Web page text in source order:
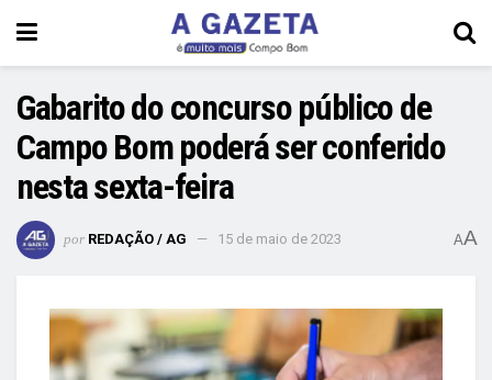
Gabarito do concurso público de
Campo Bom poderá ser conferido
nesta sexta-feira
por REDAÇÃO / AG 15 de maio de 2023 AA